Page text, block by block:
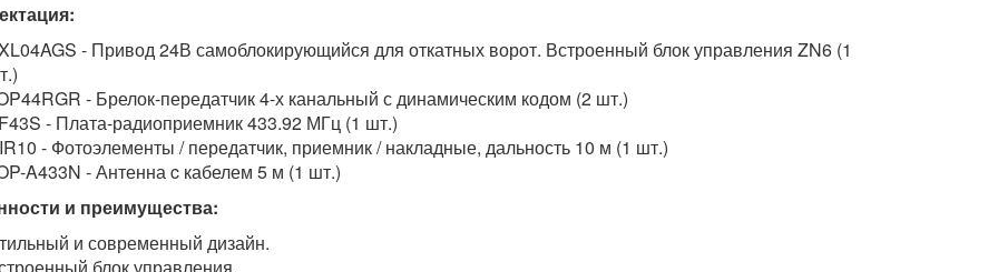
- Привод 24В самоблокирующийся для откатных ворот. Встроенный блок управления ZN6 (1
- Брелок-передатчик 4-х канальный с динамическим кодом (2 шт.)
- Плата-радиоприемник 433.92 МГц (1 шт.)
- Фотоэлементы / передатчик, приемник / накладные, дальность 10 м (1 шт.)
A433N - Антенна c кабелем 5 м (1 шт.)
и преимущества:
и современный дизайн.